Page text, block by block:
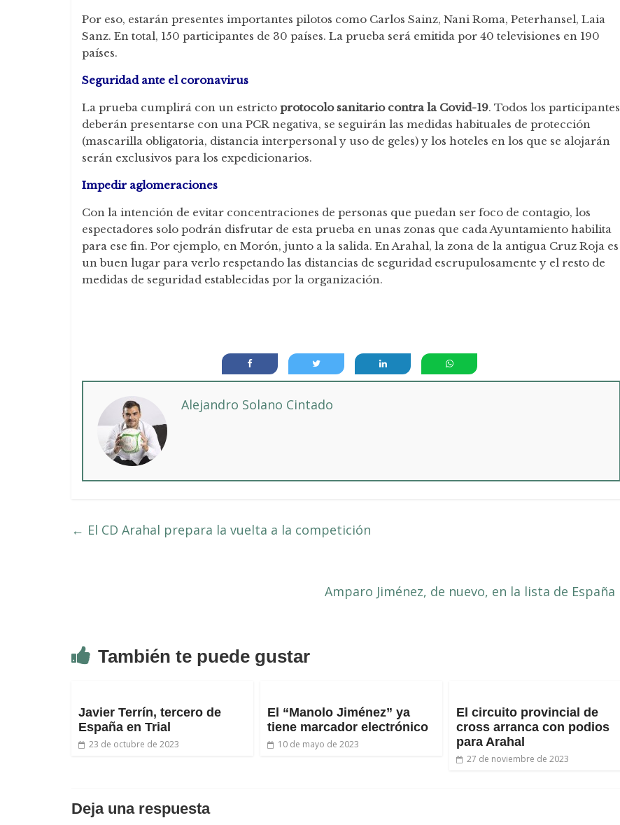
Por eso, estarán presentes importantes pilotos como Carlos Sainz, Nani Roma, Peterhansel, Laia
Sanz. En total, 150 participantes de 30 países. La prueba será emitida por 40 televisiones en 190
países.
Seguridad ante el coronavirus
La prueba cumplirá con un estricto protocolo sanitario contra la Covid-19. Todos los participantes
deberán presentarse con una PCR negativa, se seguirán las medidas habituales de protección
(mascarilla obligatoria, distancia interpersonal y uso de geles) y los hoteles en los que se alojarán
serán exclusivos para los expedicionarios.
Impedir aglomeraciones
Con la intención de evitar concentraciones de personas que puedan ser foco de contagio, los
espectadores solo podrán disfrutar de esta prueba en unas zonas que cada Ayuntamiento habilita
para ese fin. Por ejemplo, en Morón, junto a la salida. En Arahal, la zona de la antigua Cruz Roja es
un buen lugar para verlo respetando las distancias de seguridad escrupulosamente y el resto de
medidas de seguridad establecidas por la organización.
Alejandro Solano Cintado
← El CD Arahal prepara la vuelta a la competición
Amparo Jiménez, de nuevo, en la lista de España
También te puede gustar
Javier Terrín, tercero de
España en Trial
23 de octubre de 2023
El “Manolo Jiménez” ya
tiene marcador electrónico
10 de mayo de 2023
El circuito provincial de
cross arranca con podios
para Arahal
27 de noviembre de 2023
Deja una respuesta